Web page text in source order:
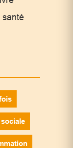
santé